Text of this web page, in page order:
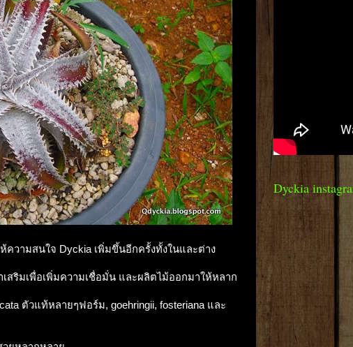
วามสนใจ Dyckia เพิ่มขึ้นอีกครั้งทั้งในและต่าง
สริมเพื่อเพิ่มความเชื่อมั่น และผลิตไม้ออกมาให้หลาก
ตัวแท้หลายๆฟอร์ม, goehringii, fosteriana และ
Dyckia